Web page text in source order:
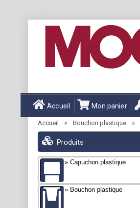
Accueil Mon panier
Accueil » Bouchon plastique »
Produits
Capuchon plastique
Bouchon plastique